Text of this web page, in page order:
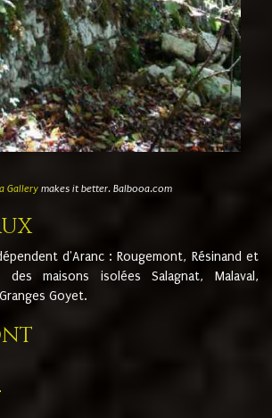
Gallerymakes it better. Balbooa.com
d'Aranc : Rougemont, Résinand et
maisons isolées Salagnat, Malaval,
Goyet.